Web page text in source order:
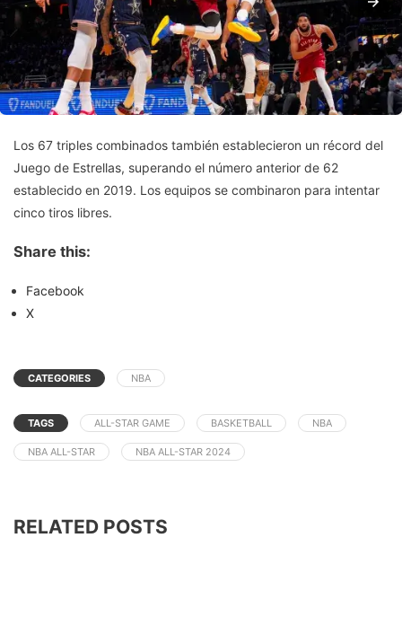
Los 67 triples combinados también establecieron un récord del
Juego de Estrellas, superando el número anterior de 62
establecido en 2019. Los equipos se combinaron para intentar
cinco tiros libres.
Share this:
Facebook
X
CATEGORIES NBA
TAGS ALL-STAR GAME BASKETBALL NBA
NBA ALL-STAR NBA ALL-STAR 2024
RELATED POSTS